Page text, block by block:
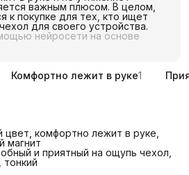
важным плюсом. В целом,
к покупке для тех, кто ищет
для своего устройства.
нейросети на основе
Комфортно лежит в руке1
цвет, комфортно лежит в руке,
магнит
и приятный на ощупь чехол,